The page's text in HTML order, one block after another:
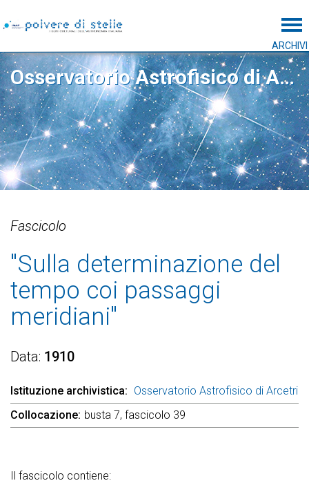
ARCHIVI
Osservatorio Astrofisico di Arcetri
Fascicolo
"Sulla determinazione del
tempo coi passaggi
meridiani"
Data 1910
Istituzione archivistica
Osservatorio Astrofisico di Arcetri
Collocazione busta 7, fascicolo 39
Il fascicolo contiene: